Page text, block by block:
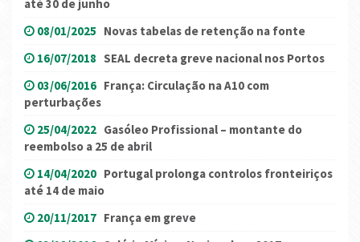
até 30 de junho
08/01/2025 Novas tabelas de retenção na fonte
16/07/2018 SEAL decreta greve nacional nos Portos
03/06/2016 França: Circulação na A10 com
perturbações
25/04/2022 Gasóleo Profissional – montante do
reembolso a 25 de abril
14/04/2020 Portugal prolonga controlos fronteiriços
até 14 de maio
20/11/2017 França em greve